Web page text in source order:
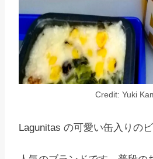
Credit: Yuki
Lagunitas の可愛い缶入りのビ